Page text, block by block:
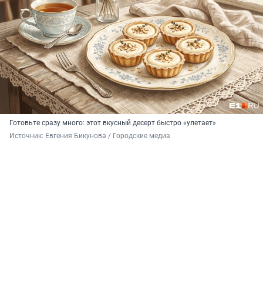
Готовьте сразу много: этот вкусный десерт быстро «улетает»
Источник: Евгения Бикунова / Городские медиа